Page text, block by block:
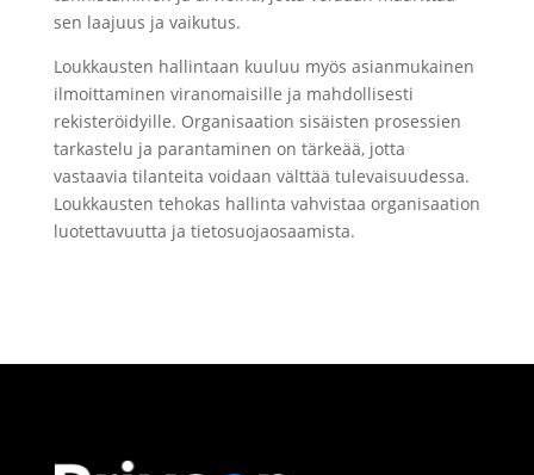
sen laajuus ja vaikutus.
Loukkausten hallintaan kuuluu myös asianmukainen
ilmoittaminen viranomaisille ja mahdollisesti
rekisteröidyille. Organisaation sisäisten prosessien
tarkastelu ja parantaminen on tärkeää, jotta
vastaavia tilanteita voidaan välttää tulevaisuudessa.
Loukkausten tehokas hallinta vahvistaa organisaation
luotettavuutta ja tietosuojaosaamista.